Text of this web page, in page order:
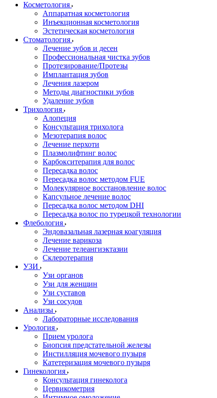
Косметология
Аппаратная косметология
Инъекционная косметология
Эстетическая косметология
Стоматология
Лечение зубов и десен
Профессиональная чистка зубов
Протезирование/Протезы
Имплантация зубов
Лечения лазером
Методы диагностики зубов
Удаление зубов
Трихология
Алопеция
Консультация трихолога
Мезотерапия волос
Лечение перхоти
Плазмолифтинг волос
Карбокситерапия для волос
Пересадка волос
Пересадка волос методом FUE
Молекулярное восстановление волос
Капсульное лечение волос
Пересадка волос методом DHI
Пересадка волос по турецкой технологии
Флебология
Эндовазальная лазерная коагуляция
Лечение варикоза
Лечение телеангиэктазии
Склеротерапия
УЗИ
Узи органов
Узи для женщин
Узи cуставов
Узи сосудов
Анализы
Лабораторные исследования
Урология
Прием уролога
Биопсия предстательной железы
Инстилляция мочевого пузыря
Катетеризация мочевого пузыря
Гинекология
Консультация гинеколога
Цервикометрия